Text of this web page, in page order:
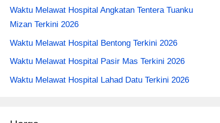
Waktu Melawat Hospital Angkatan Tentera Tuanku
Mizan Terkini 2026
Waktu Melawat Hospital Bentong Terkini 2026
Waktu Melawat Hospital Pasir Mas Terkini 2026
Waktu Melawat Hospital Lahad Datu Terkini 2026